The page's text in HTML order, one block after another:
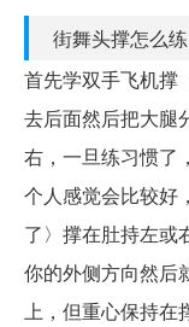
街舞头撑怎么练
首先学双手飞机撑
去后面然后把大腿
右，一旦练习惯了
个人感觉会比较好
了〉撑在肚持左或
你的外侧方向然后
上，但重心保持在